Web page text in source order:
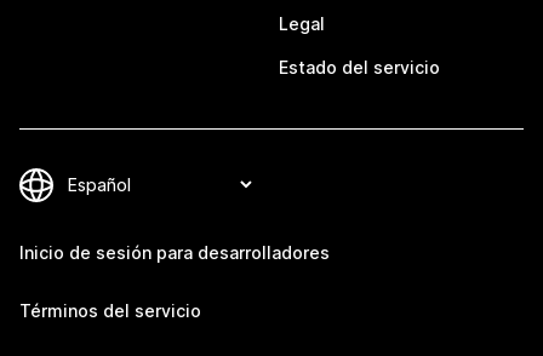
Legal
Estado del servicio
Inicio de sesión para desarrolladores
Términos del servicio